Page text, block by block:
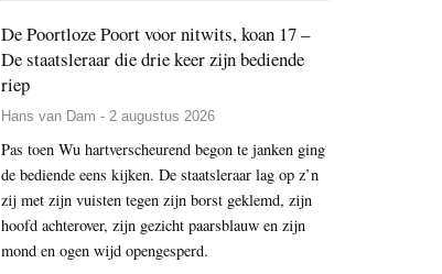
De Poortloze Poort voor nitwits, koan 17 –
De staatsleraar die drie keer zijn bediende
riep
Hans van Dam - 2 augustus 2026
Pas toen Wu hartverscheurend begon te janken ging
de bediende eens kijken. De staatsleraar lag op z’n
zij met zijn vuisten tegen zijn borst geklemd, zijn
hoofd achterover, zijn gezicht paarsblauw en zijn
mond en ogen wijd opengesperd.